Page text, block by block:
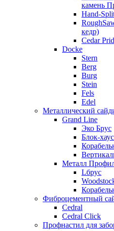
камень
Hand-
кедр)
Cedar
Docke
Stern
Berg
Burg
Stein
Fels
Edel
Металлический
Grand Line
Эко Брус
Блок-
Металл
Lбрус
Фиброцементный
Cedral
Cedral Click
Профнастил для